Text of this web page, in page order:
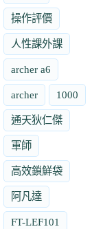
操作評價
人性課外課
archer a6
archer 1000
通天狄仁傑
軍師
高效鎖鮮袋
阿凡達
FT-LEF101